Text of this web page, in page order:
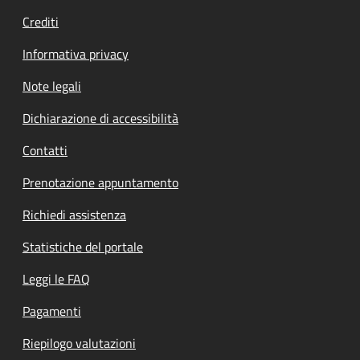
Crediti
Informativa privacy
Note legali
Dichiarazione di accessibilità
Contatti
Prenotazione appuntamento
Richiedi assistenza
Statistiche del portale
Leggi le FAQ
Pagamenti
Riepilogo valutazioni